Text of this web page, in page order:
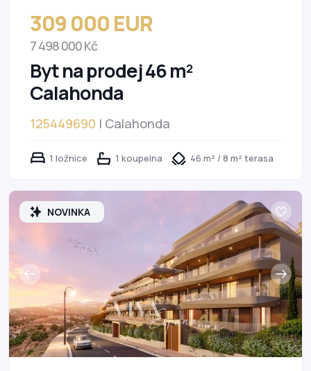
309 000 EUR
7 498 000 Kč
Byt na prodej 46 m²
Calahonda
125449690 | Calahonda
1 ložnice 1 koupelna 46 m² / 8 m² terasa
NOVINKA